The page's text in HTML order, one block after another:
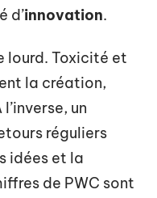
d’innovation.
lourd. Toxicité et
la création,
un
réguliers
idées et la
de PWC sont